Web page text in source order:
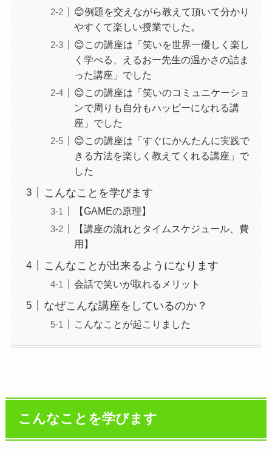
😊例題を交えながら教えて頂いて分かり
やすくて楽しい授業でした。
😊この講座は「笑いを世界一優しく楽し
く学べる、えるおー先生の温かさの詰ま
った講座」でした
😊この講座は「笑いのコミュニケーショ
ンで周りも自分もハッピーになれる講
座」でした
😊この講座は「すぐにかんたんに実践で
きる方法を楽しく教えてくれる講座」で
した
こんなことを学びます
【GAMEの原理】
【講座の流れとタイムスケジュール、費
用】
こんなことが出来るようになります
会話で笑いが取れるメリット
なぜこんな講座をしているのか？
こんなことが起こりました
こんなことを学びます